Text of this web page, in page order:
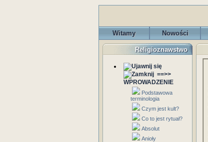
Witamy Nowości
Religioznawstwo
==>>
WPROWADZENIE
Podstawowa
terminologia
Czym jest kult?
Co to jest rytuał?
Absolut
Anioły